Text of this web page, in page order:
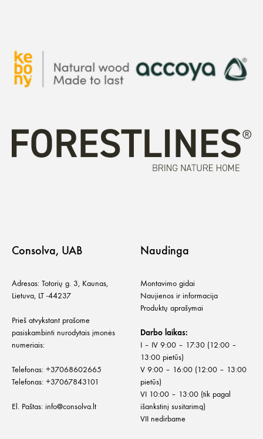
Consolva, UAB
Adresas: Totorių g. 3, Kaunas,
Lietuva, LT -44237
Prieš atvykstant prašome
pasiskambinti nurodytais įmonės
numeriais:
Telefonas: +37068602665
Telefonas: +37067843101
El. Paštas: info@consolva.lt
Naudinga
Montavimo gidai
Naujienos ir informacija
Produktų aprašymai
Darbo laikas:
I – IV 9:00 – 17:30 (12:00 –
13:00 pietūs)
V 9:00 – 16:00 (12:00 – 13:00
pietūs)
VI 10:00 – 13:00 (tik pagal
išankstinį susitarimą)
VII nedirbame